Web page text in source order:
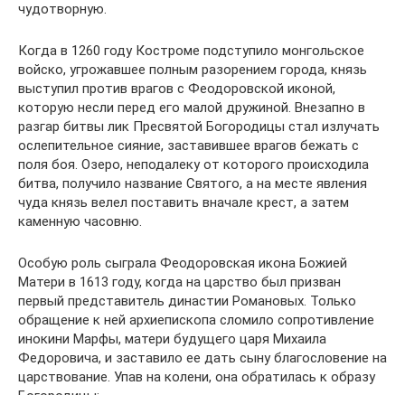
чудотворную.
Когда в 1260 году Костроме подступило монгольское
войско, угрожавшее полным разорением города, князь
выступил против врагов с Феодоровской иконой,
которую несли перед его малой дружиной. Внезапно в
разгар битвы лик Пресвятой Богородицы стал излучать
ослепительное сияние, заставившее врагов бежать с
поля боя. Озеро, неподалеку от которого происходила
битва, получило название Святого, а на месте явления
чуда князь велел поставить вначале крест, а затем
каменную часовню.
Особую роль сыграла Феодоровская икона Божией
Матери в 1613 году, когда на царство был призван
первый представитель династии Романовых. Только
обращение к ней архиепископа сломило сопротивление
инокини Марфы, матери будущего царя Михаила
Федоровича, и заставило ее дать сыну благословение на
царствование. Упав на колени, она обратилась к образу